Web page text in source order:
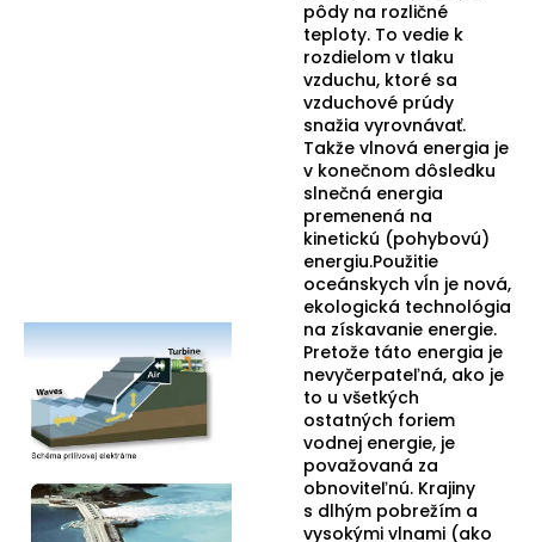
pôdy na rozličné
teploty. To vedie k
rozdielom v tlaku
vzduchu, ktoré sa
vzduchové prúdy
snažia vyrovnávať.
Takže vlnová energia je
v konečnom dôsledku
slnečná energia
premenená na
kinetickú (pohybovú)
energiu.Použitie
oceánskych vĺn je nová,
ekologická technológia
na získavanie energie.
Pretože táto energia je
nevyčerpateľná, ako je
to u všetkých
ostatných foriem
vodnej energie, je
považovaná za
obnoviteľnú. Krajiny
s dlhým pobrežím a
vysokými vlnami (ako